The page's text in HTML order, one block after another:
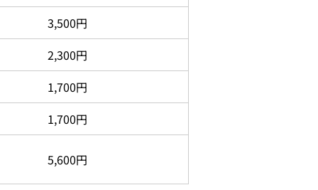
3,500円
2,300円
1,700円
1,700円
5,600円